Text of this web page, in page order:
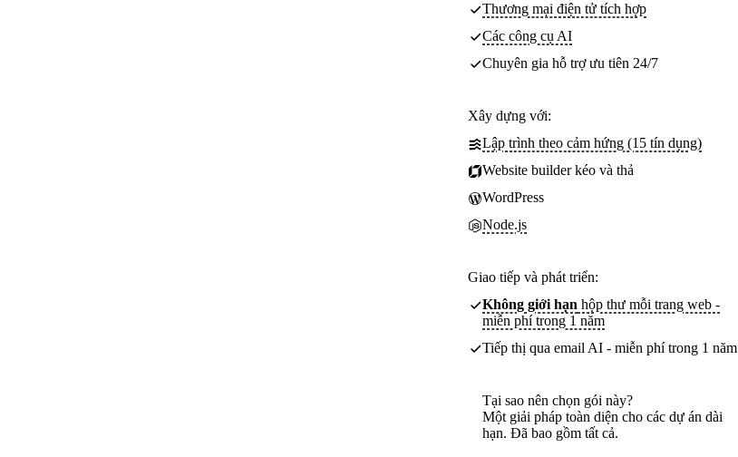
Thương mại điện tử tích hợp
Các công cụ AI
Chuyên gia hỗ trợ ưu tiên 24/7
Xây dựng với:
Lập trình theo cảm hứng (15 tín dụng)
Website builder kéo và thả
WordPress
Node.js
Giao tiếp và phát triển:
Không giới hạn hộp thư mỗi trang web -
miễn phí trong 1 năm
Tiếp thị qua email AI - miễn phí trong 1 năm
Tại sao nên chọn gói này?
Một giải pháp toàn diện cho các dự án dài
hạn. Đã bao gồm tất cả.